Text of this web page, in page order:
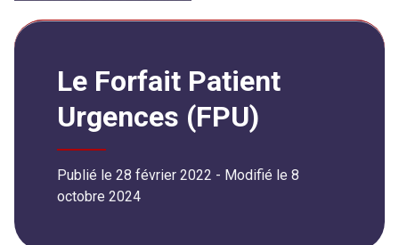
Le Forfait Patient
Urgences (FPU)
Publié le 28 février 2022 - Modifié le 8
octobre 2024